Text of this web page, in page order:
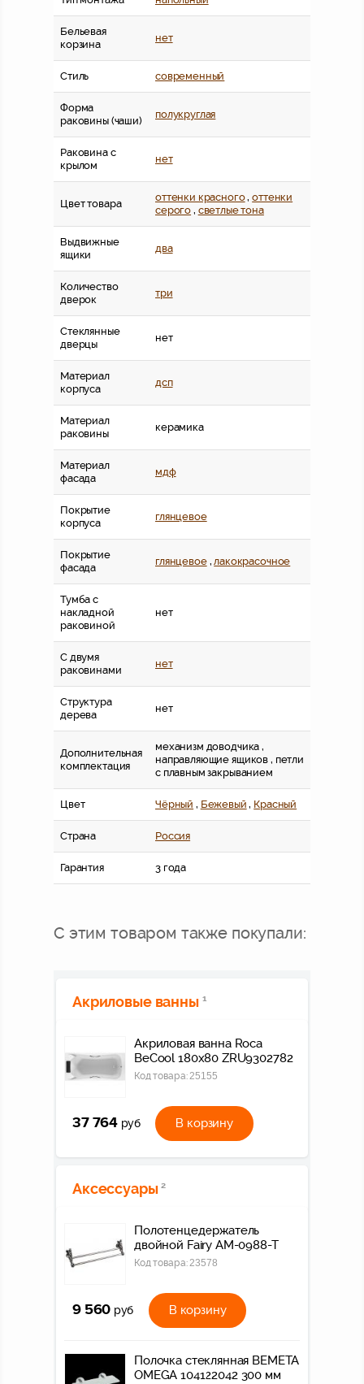
Бельевая
корзина
нет
Стиль современный
Форма
раковины (чаши)
полукруглая
Раковина с
крылом
нет
Цвет товара
оттенки красного,оттенки
серого , светлые тона
Выдвижные
ящики
два
Количество
дверок
три
Стеклянные
дверцы
нет
Материал
корпуса
дсп
Материал
раковины
керамика
Материал
фасада
мдф
Покрытие
корпуса
глянцевое
Покрытие
фасада
глянцевое,лакокрасочное
Тумба с
накладной
раковиной
нет
С двумя
раковинами
нет
Структура
дерева
нет
Дополнительная
комплектация
механизм доводчика ,
направляющие ящиков , петли
с плавным закрыванием
Цвет Чёрный , Бежевый , Красный
Страна Россия
Гарантия 3 года
С этим товаром также покупали:
Акриловые ванны 1
Акриловая ванна Roca
BeCool 180x80 ZRU9302782
Код товара:25155
37 764 руб В корзину
Аксессуары 2
Полотенцедержатель
двойной Fairy AM-0988-T
Код товара:23578
9 560 руб В корзину
Полочка стеклянная BEMETA
OMEGA 104122042 300 мм